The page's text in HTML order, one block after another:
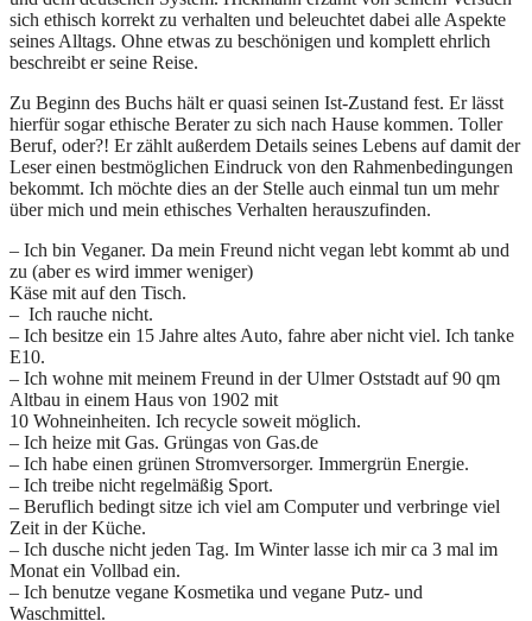
sich ethisch korrekt zu verhalten und beleuchtet dabei alle Aspekte
seines Alltags. Ohne etwas zu beschönigen und komplett ehrlich
beschreibt er seine Reise.
Zu Beginn des Buchs hält er quasi seinen Ist-Zustand fest. Er lässt
hierfür sogar ethische Berater zu sich nach Hause kommen. Toller
Beruf, oder?! Er zählt außerdem Details seines Lebens auf damit der
Leser einen bestmöglichen Eindruck von den Rahmenbedingungen
bekommt. Ich möchte dies an der Stelle auch einmal tun um mehr
über mich und mein ethisches Verhalten herauszufinden.
– Ich bin Veganer. Da mein Freund nicht vegan lebt kommt ab und
zu (aber es wird immer weniger)
Käse mit auf den Tisch.
– Ich rauche nicht.
– Ich besitze ein 15 Jahre altes Auto, fahre aber nicht viel. Ich tanke
E10.
– Ich wohne mit meinem Freund in der Ulmer Oststadt auf 90 qm
Altbau in einem Haus von 1902 mit
10 Wohneinheiten. Ich recycle soweit möglich.
– Ich heize mit Gas. Grüngas von Gas.de
– Ich habe einen grünen Stromversorger. Immergrün Energie.
– Ich treibe nicht regelmäßig Sport.
– Beruflich bedingt sitze ich viel am Computer und verbringe viel
Zeit in der Küche.
– Ich dusche nicht jeden Tag. Im Winter lasse ich mir ca 3 mal im
Monat ein Vollbad ein.
– Ich benutze vegane Kosmetika und vegane Putz- und
Waschmittel.